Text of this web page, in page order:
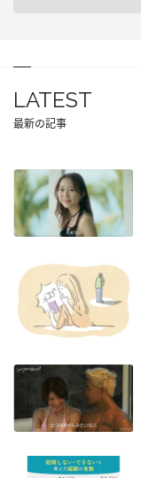
LATEST
最新の記事